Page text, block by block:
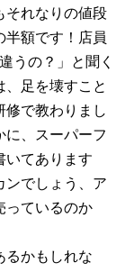
それなりの値段
半額です！店員
うの？」と聞く
、足を壊すこと
修で教わりまし
に、スーパーフ
いてあります
ンでしょう、ア
っているのか
かもしれな